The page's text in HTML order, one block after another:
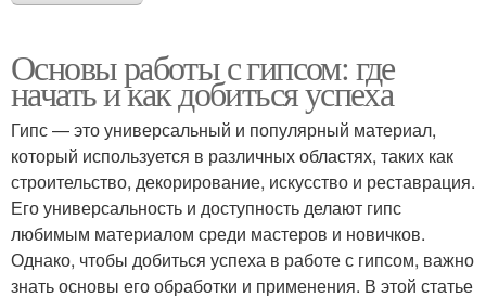
Основы работы с гипсом: где
начать и как добиться успеха
Гипс — это универсальный и популярный материал,
который используется в различных областях, таких как
строительство, декорирование, искусство и реставрация.
Его универсальность и доступность делают гипс
любимым материалом среди мастеров и новичков.
Однако, чтобы добиться успеха в работе с гипсом, важно
знать основы его обработки и применения. В этой статье